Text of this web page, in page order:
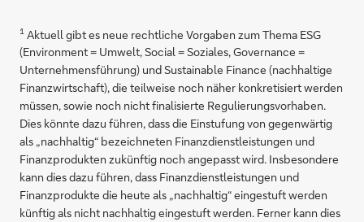
1 Aktuell gibt es neue rechtliche Vorgaben zum Thema ESG
(Environment = Umwelt, Social = Soziales, Governance =
Unternehmensführung) und Sustainable Finance (nachhaltige
Finanzwirtschaft), die teilweise noch näher konkretisiert werden
müssen, sowie noch nicht finalisierte Regulierungsvorhaben.
Dies könnte dazu führen, dass die Einstufung von gegenwärtig
als „nachhaltig“ bezeichneten Finanzdienstleistungen und
Finanzprodukten zukünftig noch angepasst wird. Insbesondere
kann dies dazu führen, dass Finanzdienstleistungen und
Finanzprodukte die heute als „nachhaltig“ eingestuft werden
künftig als nicht nachhaltig eingestuft werden. Ferner kann dies